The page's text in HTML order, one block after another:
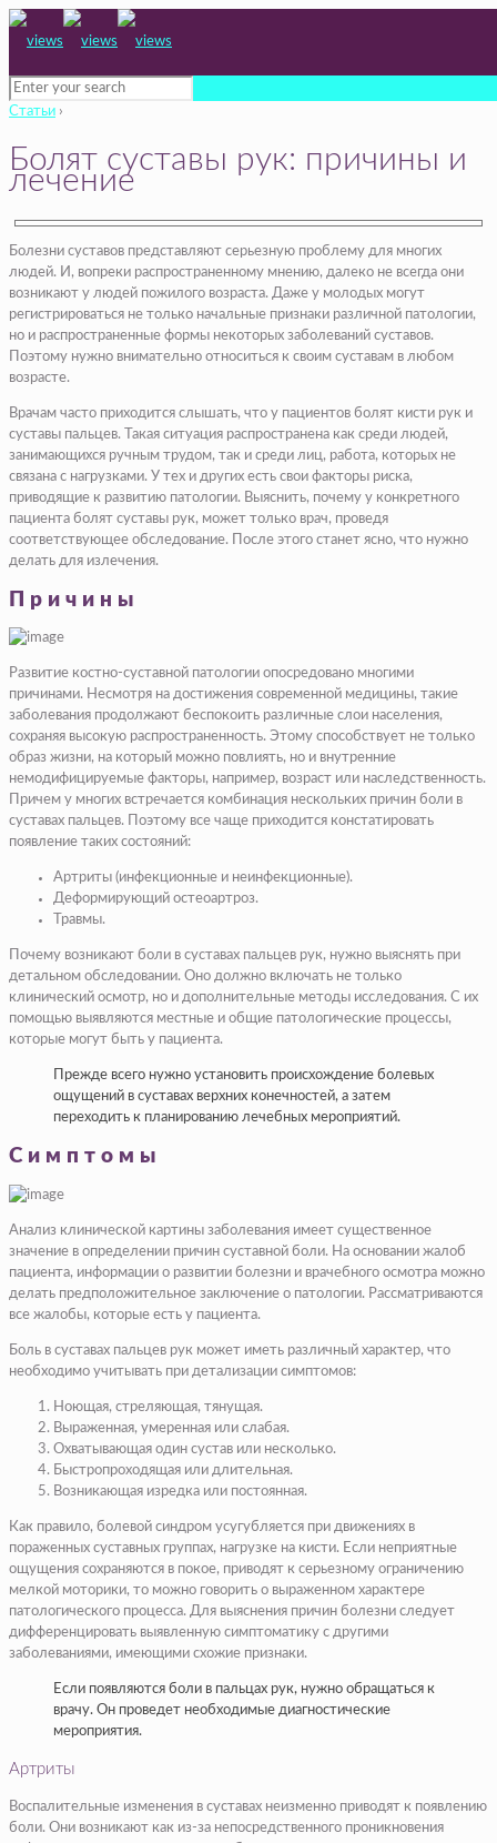
Статьи ›
Болят суставы рук: причины и
лечение
Болезни суставов представляют серьезную проблему для многих
людей. И, вопреки распространенному мнению, далеко не всегда они
возникают у людей пожилого возраста. Даже у молодых могут
регистрироваться не только начальные признаки различной патологии,
но и распространенные формы некоторых заболеваний суставов.
Поэтому нужно внимательно относиться к своим суставам в любом
возрасте.
Врачам часто приходится слышать, что у пациентов болят кисти рук и
суставы пальцев. Такая ситуация распространена как среди людей,
занимающихся ручным трудом, так и среди лиц, работа, которых не
связана с нагрузками. У тех и других есть свои факторы риска,
приводящие к развитию патологии. Выяснить, почему у конкретного
пациента болят суставы рук, может только врач, проведя
соответствующее обследование. После этого станет ясно, что нужно
делать для излечения.
Причины
Развитие костно-суставной патологии опосредовано многими
причинами. Несмотря на достижения современной медицины, такие
заболевания продолжают беспокоить различные слои населения,
сохраняя высокую распространенность. Этому способствует не только
образ жизни, на который можно повлиять, но и внутренние
немодифицируемые факторы, например, возраст или наследственность.
Причем у многих встречается комбинация нескольких причин боли в
суставах пальцев. Поэтому все чаще приходится констатировать
появление таких состояний:
Артриты (инфекционные и неинфекционные).
Деформирующий остеоартроз.
Травмы.
Почему возникают боли в суставах пальцев рук, нужно выяснять при
детальном обследовании. Оно должно включать не только
клинический осмотр, но и дополнительные методы исследования. С их
помощью выявляются местные и общие патологические процессы,
которые могут быть у пациента.
Прежде всего нужно установить происхождение болевых
ощущений в суставах верхних конечностей, а затем
переходить к планированию лечебных мероприятий.
Симптомы
Анализ клинической картины заболевания имеет существенное
значение в определении причин суставной боли. На основании жалоб
пациента, информации о развитии болезни и врачебного осмотра можно
делать предположительное заключение о патологии. Рассматриваются
все жалобы, которые есть у пациента.
Боль в суставах пальцев рук может иметь различный характер, что
необходимо учитывать при детализации симптомов:
Ноющая, стреляющая, тянущая.
Выраженная, умеренная или слабая.
Охватывающая один сустав или несколько.
Быстропроходящая или длительная.
Возникающая изредка или постоянная.
Как правило, болевой синдром усугубляется при движениях в
пораженных суставных группах, нагрузке на кисти. Если неприятные
ощущения сохраняются в покое, приводят к серьезному ограничению
мелкой моторики, то можно говорить о выраженном характере
патологического процесса. Для выяснения причин болезни следует
дифференцировать выявленную симптоматику с другими
заболеваниями, имеющими схожие признаки.
Если появляются боли в пальцах рук, нужно обращаться к
врачу. Он проведет необходимые диагностические
мероприятия.
Артриты
Воспалительные изменения в суставах неизменно приводят к появлению
боли. Они возникают как из-за непосредственного проникновения